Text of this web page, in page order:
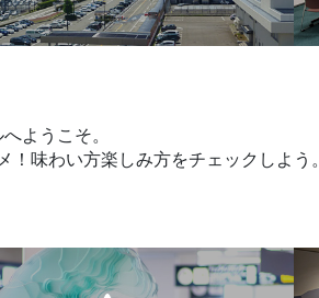
ようこそ。
味わい方楽しみ方をチェックしよう。